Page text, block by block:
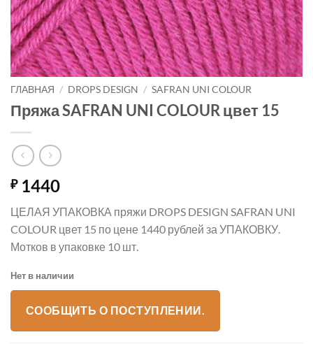
ГЛАВНАЯ / DROPS DESIGN / SAFRAN UNI COLOUR
Пряжа SAFRAN UNI COLOUR цвет 15
₽1440
ЦЕЛАЯ УПАКОВКА пряжи DROPS DESIGN SAFRAN UNI
COLOUR цвет 15 по цене 1440 рублей за УПАКОВКУ.
Мотков в упаковке 10 шт.
Нет в наличии
СООБЩИТЬ О ПОСТУПЛЕНИИ.